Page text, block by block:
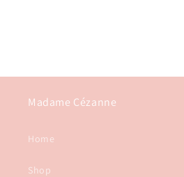
Madame Cézanne
Home
Shop